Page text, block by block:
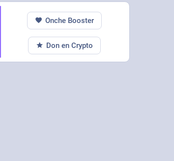
Onche Booster
Don en Crypto